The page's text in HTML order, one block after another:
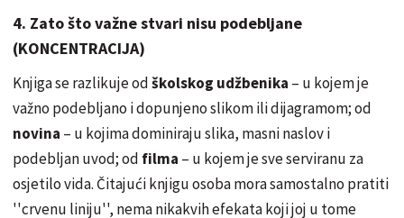
4. Zato što važne stvari nisu podebljane
(KONCENTRACIJA)
Knjiga se razlikuje odškolskog udžbenika – u kojem je
važno podebljano i dopunjeno slikom ili dijagramom; od
novina – u kojima dominiraju slika, masni naslov i
podebljan uvod; od filma – u kojem je sve serviranu za
osjetilo vida. Čitajući knjigu osoba mora samostalno pratiti
''crvenu liniju'', nema nikakvih efekata koji joj u tome